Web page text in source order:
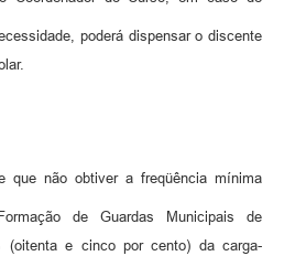
poderá dispensar o discente
que não obtiver a freqüência mínima
de Guardas Municipais de
(oitenta e cinco por cento) da carga-